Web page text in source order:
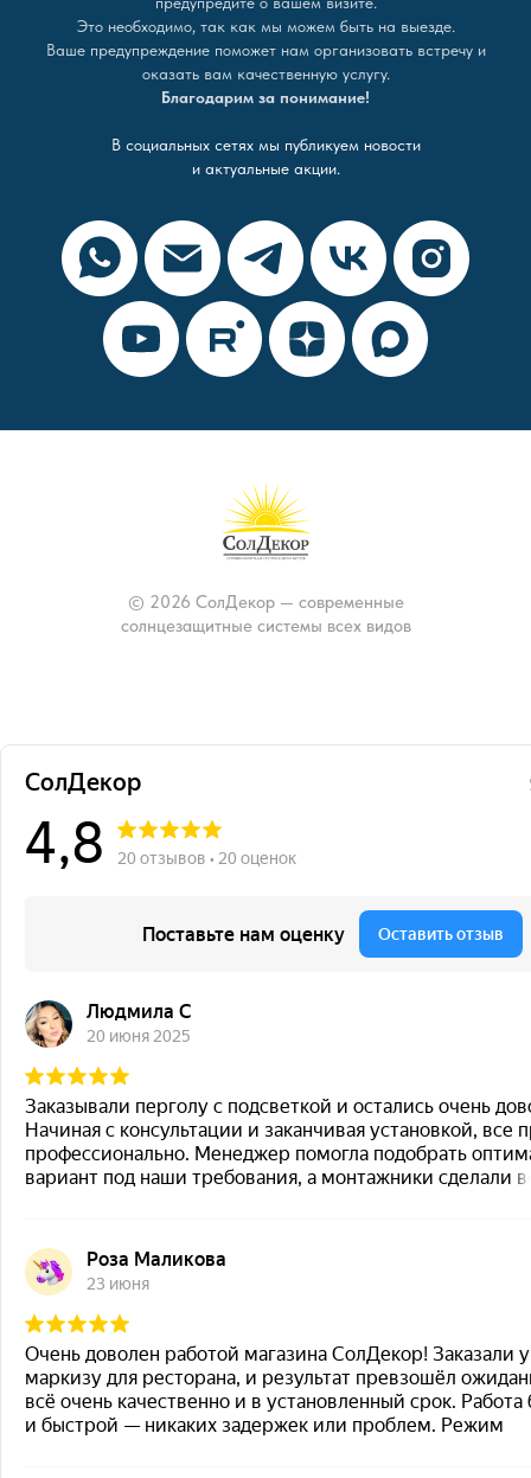
Это необходимо, так как мы можем быть на выезде.
Ваше предупреждение поможет нам организовать встречу и
оказать вам качественную услугу.
Благодарим за понимание!
В социальных сетях мы публикуем новости
и актуальные акции.
© 2026 СолДекор — современные
солнцезащитные системы всех видов